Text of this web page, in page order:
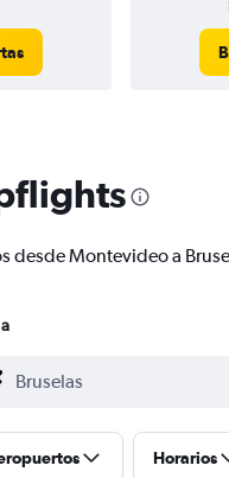
desde Montevideo a
Horarios